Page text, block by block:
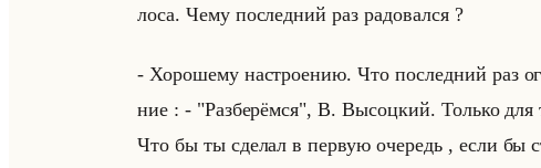
ло­са. Чему по­след­ний раз ра­до­вал­ся ?
- Хо­ро­ше­му на­стро­ению. Что по­след­ний раз
ние : - "Раз­бе­рём­ся", В. Вы­соц­кий. Только для
Что бы ты сде­лал в первую оче­редь , если бы